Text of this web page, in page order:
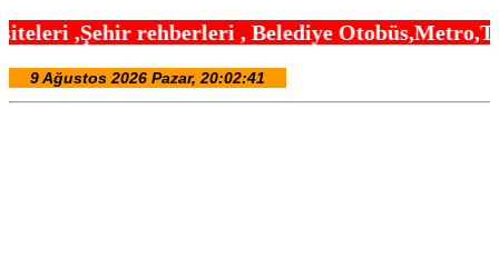
Körfez’in iki yakası uluslararası boyuta taşınıyor
19:24
Bursa’da 700 yıllık ruh marşlarla yaşatılıyor
rehberleri , Belediye Otobüs,Metro,Tren